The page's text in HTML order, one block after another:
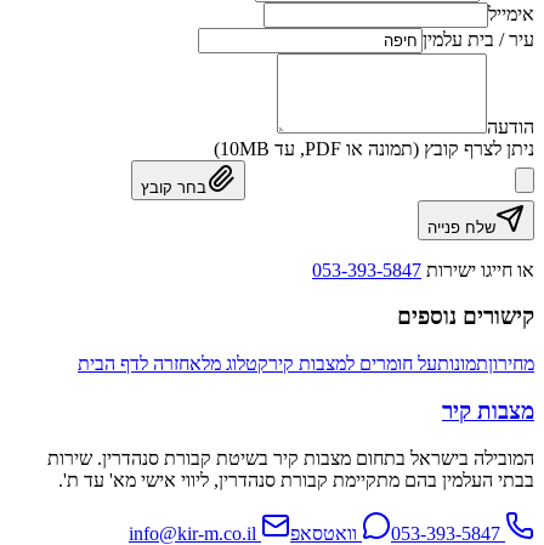
אימייל
עיר / בית עלמין
הודעה
ניתן לצרף קובץ (תמונה או PDF, עד 10MB)
בחר קובץ
שלח פנייה
או חייגו ישירות 053-393-5847
קישורים נוספים
מחירוןתמונותעל חומרים למצבות קירקטלוג מלאחזרה לדף הבית
מצבות קיר
המובילה בישראל בתחום מצבות קיר בשיטת קבורת סנהדרין. שירות
בבתי העלמין בהם מתקיימת קבורת סנהדרין, ליווי אישי מא' עד ת'.
וואטסאפ